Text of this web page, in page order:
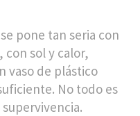
pone tan seria con
con sol y calor,
vaso de plástico
No todo es